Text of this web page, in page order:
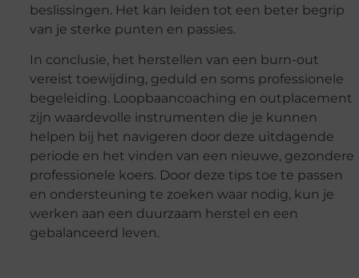
beslissingen. Het kan leiden tot een beter begrip
van je sterke punten en passies.
In conclusie, het herstellen van een burn-out
vereist toewijding, geduld en soms professionele
begeleiding. Loopbaancoaching en outplacement
zijn waardevolle instrumenten die je kunnen
helpen bij het navigeren door deze uitdagende
periode en het vinden van een nieuwe, gezondere
professionele koers. Door deze tips toe te passen
en ondersteuning te zoeken waar nodig, kun je
werken aan een duurzaam herstel en een
gebalanceerd leven.